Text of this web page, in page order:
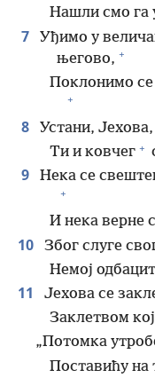
Нашли смо га
7
Уђимо у
његово, +
Поклонимо се
+
8 Устани,
Ти и ковчег +
9 Нека се
+
И нека верне
10 Због слуге
Немој
11 Јехова се
Заклетвом
„Потомка
Поставићу на